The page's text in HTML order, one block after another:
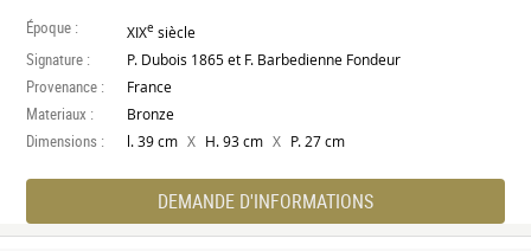
Époque : XIXe siècle
Signature : P. Dubois 1865 et F. Barbedienne Fondeur
Provenance : France
Materiaux : Bronze
Dimensions : l. 39 cm X H. 93 cm X P. 27 cm
DEMANDE D'INFORMATIONS